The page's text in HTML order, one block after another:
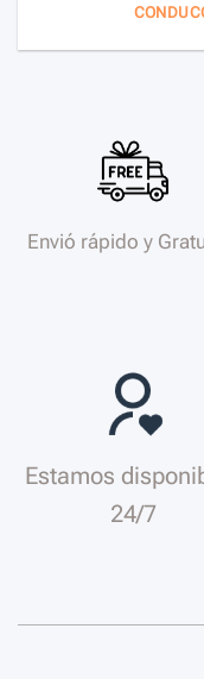
Envió rápido y
Estamos
24/7